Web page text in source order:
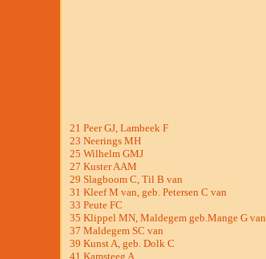
21 Peer GJ, Lambeek F
23 Neerings MH
25 Wilhelm GMJ
27 Kuster AAM
29 Slagboom C, Til B van
31 Kleef M van, geb. Petersen C van
33 Peute FC
35 Klippel MN, Maldegem geb.Mange G van
37 Maldegem SC van
39 Kunst A, geb. Dolk C
41 Kamsteeg A